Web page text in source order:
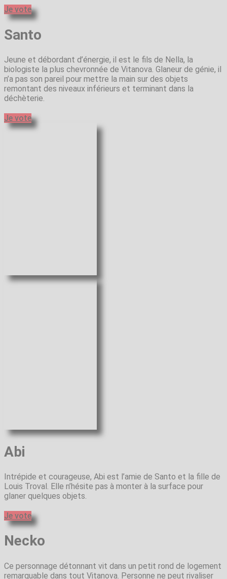
Je vote
Santo
Jeune et débordant d’énergie, il est le fils de Nella, la
biologiste la plus chevronnée de Vitanova. Glaneur de génie, il
n’a pas son pareil pour mettre la main sur des objets
remontant des niveaux inférieurs et terminant dans la
déchèterie.
Je vote
Abi
Intrépide et courageuse, Abi est l’amie de Santo et la fille de
Louis Troval. Elle n’hésite pas à monter à la surface pour
glaner quelques objets.
Je vote
Necko
Ce personnage détonnant vit dans un petit rond de logement
remarquable dans tout Vitanova. Personne ne peut rivaliser